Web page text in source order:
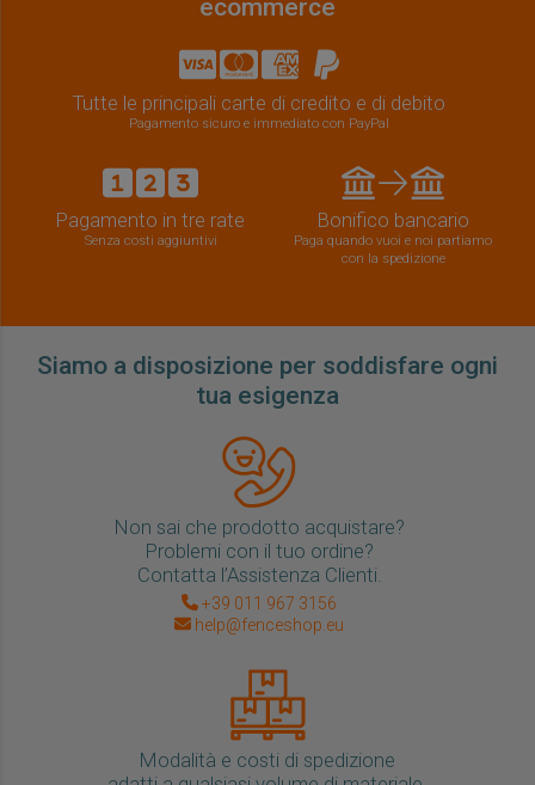
ecommerce
Tutte le principali carte di credito e di debito
Pagamento sicuro e immediato con PayPal
Pagamento in tre rate
Senza costi aggiuntivi
Bonifico bancario
Paga quando vuoi e noi partiamo
con la spedizione
Siamo a disposizione per soddisfare ogni
tua esigenza
Non sai che prodotto acquistare?
Problemi con il tuo ordine?
Contatta l’Assistenza Clienti.
+39 011 967 3156
help@fenceshop.eu
Modalità e costi di spedizione